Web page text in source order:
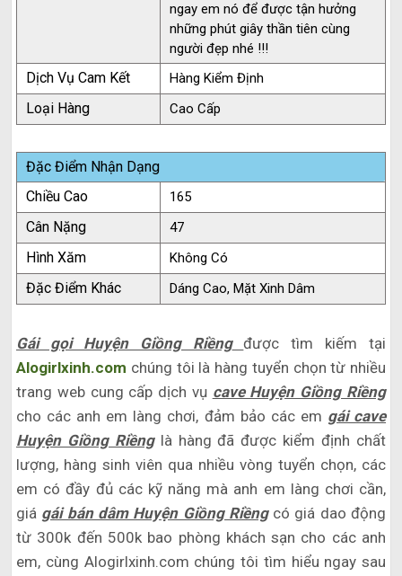
ngay em nó để được tận hưởng
những phút giây thần tiên cùng
người đẹp nhé !!!
Dịch Vụ Cam Kết Hàng Kiểm Định
Loại Hàng Cao Cấp
Đặc Điểm Nhận Dạng
Chiều Cao
165
Cân Nặng 47
Hình Xăm Không Có
Đặc Điểm Khác Dáng Cao, Mặt Xinh Dâm
Gái gọi Huyện Giồng Riềng
được tìm kiếm tại
Alogirlxinh.com chúng tôi là hàng tuyển chọn từ nhiều
trang web cung cấp dịch vụ cave Huyện Giồng Riềng
cho các anh em làng chơi, đảm bảo các em gái cave
Huyện Giồng Riềnglà hàng đã được kiểm định chất
lượng, hàng sinh viên qua nhiều vòng tuyển chọn, các
em có đầy đủ các kỹ năng mà anh em làng chơi cần,
giá gái bán dâm Huyện Giồng Riềngcó giá dao động
từ 300k đến 500k bao phòng khách sạn cho các anh
em, cùng Alogirlxinh.com chúng tôi tìm hiểu ngay sau